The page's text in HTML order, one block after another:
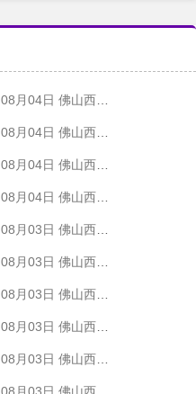
08月04日 佛山西甲足球联赛32强淘汰赛 肇庆恒骏成 VS 三七互娱 全场录像
08月04日 佛山西甲足球联赛32强淘汰赛 广东西南建设 VS 香港圣徒 全场录像
08月04日 佛山西甲足球联赛32强淘汰赛 贪玩游戏 VS 美的薪火 全场录像
08月04日 佛山西甲足球联赛32强淘汰赛 藝品高國際 VS 湛江狂狼·粵辉能源 全场录像
08月03日 佛山西甲足球联赛32强淘汰赛 广东客家青年 VS 广州英华思力U17 全场录像
08月03日 佛山西甲足球联赛32强淘汰赛 广州求信 VS 顺德新青年 全场录像
08月03日 佛山西甲足球联赛32强淘汰赛 大塘控股 VS 茂名市点都得 全场录像
08月03日 佛山西甲足球联赛32强淘汰赛 广东凤铝 VS 湛江八部科技 全场录像
08月03日 佛山西甲足球联赛32强淘汰赛 广州蜀地红 VS 广州戴拿模 全场录像
08月03日 佛山西甲足球联赛32强淘汰赛 三水乐民兴健力宝 VS 中国澳门澳科精英 全场录像